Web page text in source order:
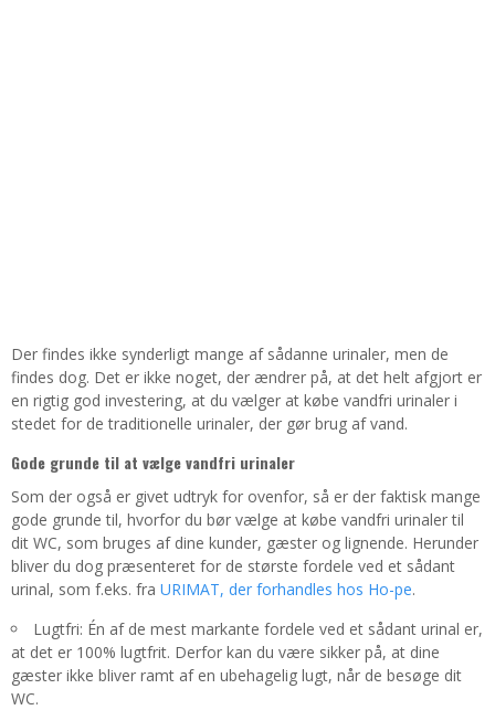
Der findes ikke synderligt mange af sådanne urinaler, men de
findes dog. Det er ikke noget, der ændrer på, at det helt afgjort er
en rigtig god investering, at du vælger at købe vandfri urinaler i
stedet for de traditionelle urinaler, der gør brug af vand.
Gode grunde til at vælge vandfri urinaler
Som der også er givet udtryk for ovenfor, så er der faktisk mange
gode grunde til, hvorfor du bør vælge at købe vandfri urinaler til
dit WC, som bruges af dine kunder, gæster og lignende. Herunder
bliver du dog præsenteret for de største fordele ved et sådant
urinal, som f.eks. fra URIMAT, der forhandles hos Ho-pe.
Lugtfri: Én af de mest markante fordele ved et sådant urinal er,
at det er 100% lugtfrit. Derfor kan du være sikker på, at dine
gæster ikke bliver ramt af en ubehagelig lugt, når de besøge dit
WC.